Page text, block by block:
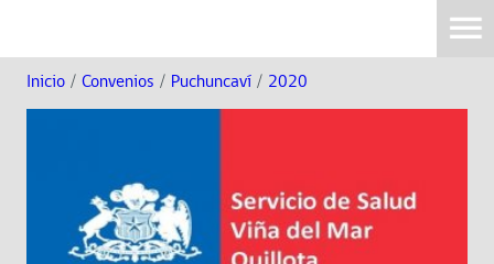
Inicio / Convenios / Puchuncaví / 2020